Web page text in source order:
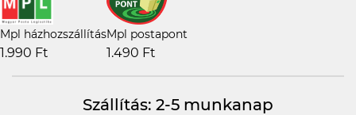
Mpl házhozszállítás
1.990 Ft
Mpl postapont
1.490 Ft
Szállítás: 2-5 munkanap